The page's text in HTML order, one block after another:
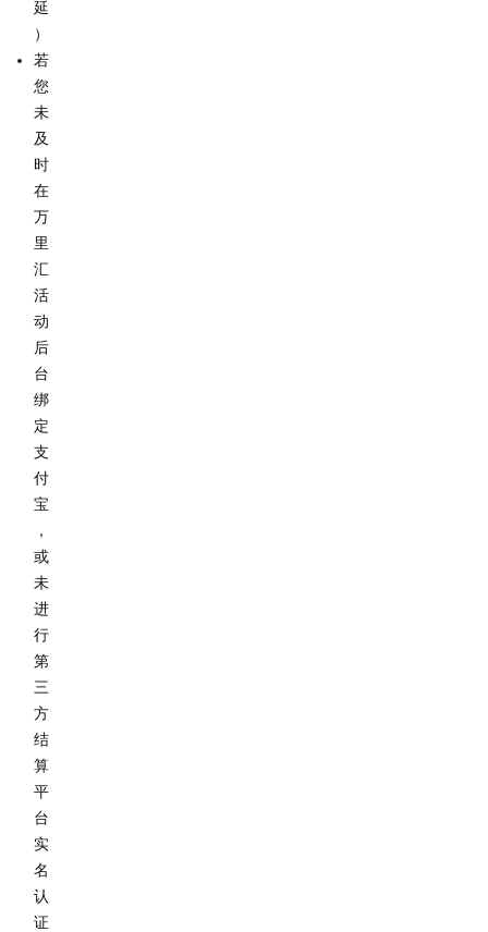
延
）
若
您
未
及
时
在
万
里
汇
活
动
后
台
绑
定
支
付
宝
，
或
未
进
行
第
三
方
结
算
平
台
实
名
认
证